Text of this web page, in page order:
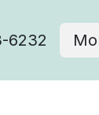
6232